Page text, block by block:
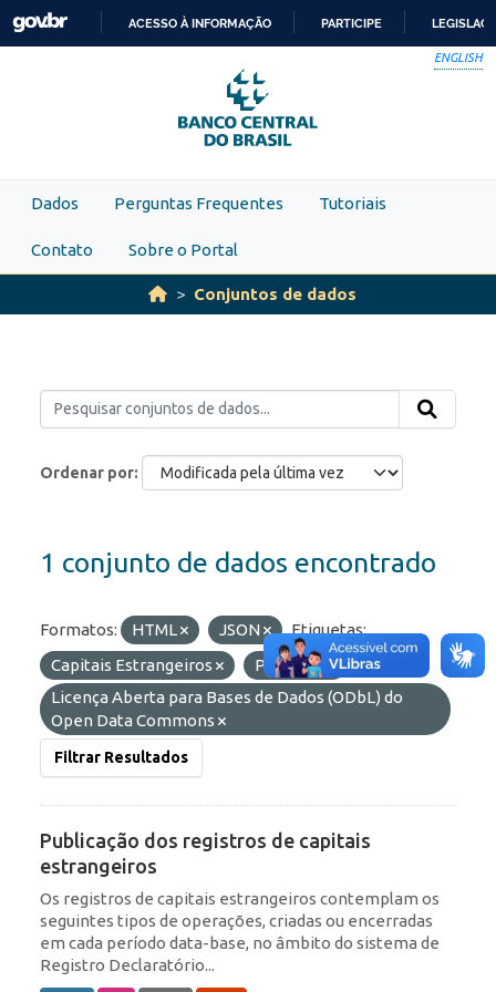
Skip to main content
PARA
O
CONTEÚDO
ACESSO À INFORMAÇÃO PARTICIPE
ENGLISH
Dados Perguntas Frequentes Tutoriais
Contato Sobre o Portal
Conjuntos de dados
Ordenar por
1 conjunto de dados encontrado
Formatos: HTML JSON
Etiquetas:
Capitais Estrangeiros
Portfólio
Licenças:
Licença Aberta para Bases de Dados (ODbL) do
Open Data Commons
Filtrar Resultados
Publicação dos registros de capitais
estrangeiros
Os registros de capitais estrangeiros contemplam os
seguintes tipos de operações, criadas ou encerradas
em cada período data-base, no âmbito do sistema de
Registro Declaratório...